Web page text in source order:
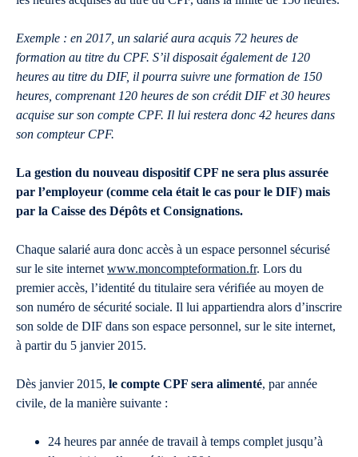
Exemple : en 2017, un salarié aura acquis 72 heures de
formation au titre du CPF. S’il disposait également de 120
heures au titre du DIF, il pourra suivre une formation de 150
heures, comprenant 120 heures de son crédit DIF et 30 heures
acquise sur son compte CPF. Il lui restera donc 42 heures dans
son compteur CPF.
La gestion du nouveau dispositif CPF ne sera plus assurée
par l’employeur (comme cela était le cas pour le DIF) mais
par la Caisse des Dépôts et Consignations.
Chaque salarié aura donc accès à un espace personnel sécurisé
sur le site internet www.moncompteformation.fr. Lors du
premier accès, l’identité du titulaire sera vérifiée au moyen de
son numéro de sécurité sociale. Il lui appartiendra alors d’inscrire
son solde de DIF dans son espace personnel, sur le site internet,
à partir du 5 janvier 2015.
Dès janvier 2015, le compte CPF sera alimenté, par année
civile, de la manière suivante :
24 heures par année de travail à temps complet jusqu’à